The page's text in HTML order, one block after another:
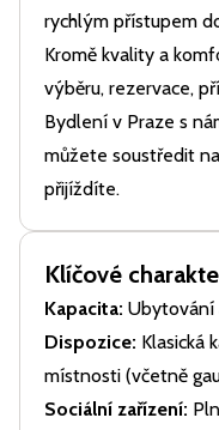
rychlým přístupem
Kromě kvality a
výběru, rezervace,
Bydlení v Praze s
můžete soustředit
přijíždíte.
Klíčové
Kapacita: Ubytování
Dispozice: Klasická
místnosti (včetně
Sociální zařízení: